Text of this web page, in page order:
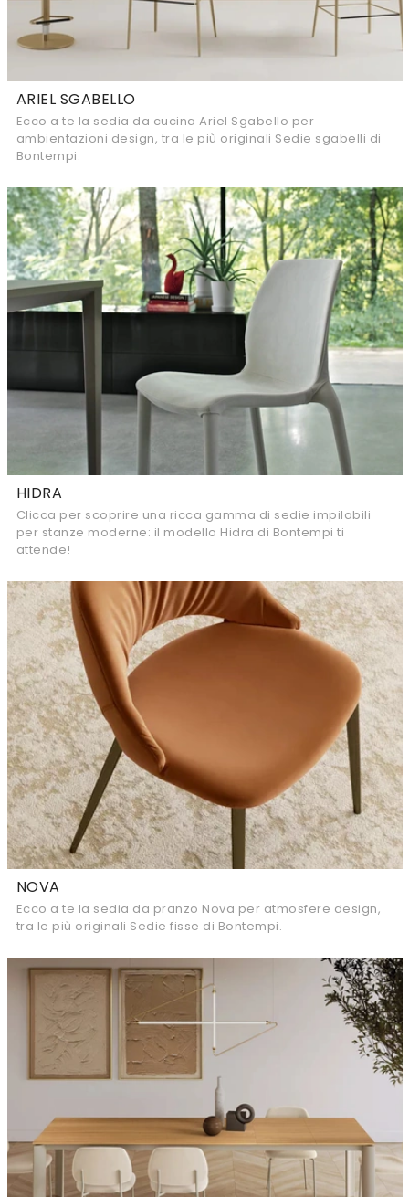
ARIEL SGABELLO
Ecco a te la sedia da cucina Ariel Sgabello per
ambientazioni design, tra le più originali Sedie sgabelli di
Bontempi.
HIDRA
Clicca per scoprire una ricca gamma di sedie impilabili
per stanze moderne: il modello Hidra di Bontempi ti
attende!
NOVA
Ecco a te la sedia da pranzo Nova per atmosfere design,
tra le più originali Sedie fisse di Bontempi.